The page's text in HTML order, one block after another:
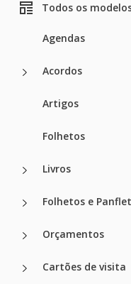
Todos os
Agendas
Acordos
Artigos
Folhetos
Livros
Folhetos e
Orçamentos
Cartões de visita